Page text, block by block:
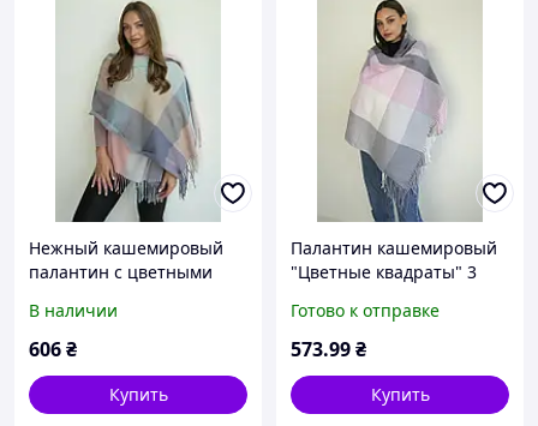
Нежный кашемировый
палантин с цветными
розовый + бирюзовый +
кофейный + серый
В наличии
606₴
Купить
Палантин кашемировый
"Цветные квадраты" 3
темно-серый + розовый +
белый + темно-серый
Готово к отправке
573.99₴
Купить